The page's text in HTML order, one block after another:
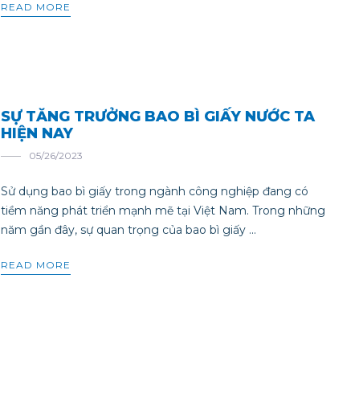
READ MORE
SỰ TĂNG TRƯỞNG BAO BÌ GIẤY NƯỚC TA
HIỆN NAY
05/26/2023
Sử dụng bao bì giấy trong ngành công nghiệp đang có
tiềm năng phát triển mạnh mẽ tại Việt Nam. Trong những
năm gần đây, sự quan trọng của bao bì giấy ...
READ MORE